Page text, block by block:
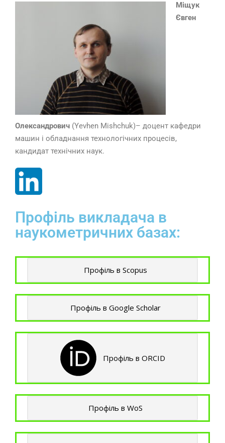
Міщук
Євген
Олександрович (Yevhen Mishchuk)– доцент кафедри
машин і обладнання технологічних процесів,
кандидат технічних наук.
Профіль викладача в
наукометричних базах:
Профіль в Scopus
Профіль в Google Scholar
Профіль в ORCID
Профіль в WoS